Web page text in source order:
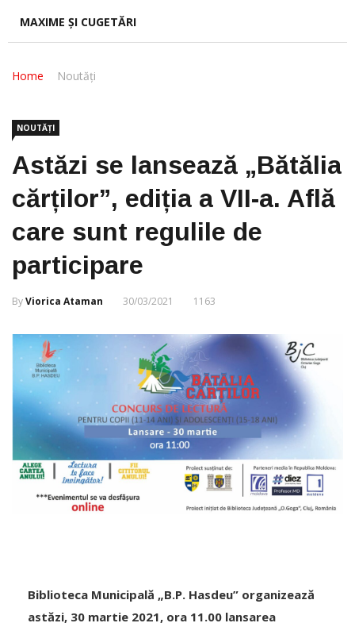
MAXIME ȘI CUGETĂRI
Home Noutăți
NOUTĂȚI
Astăzi se lansează „Bătălia
cărților”, ediția a VII-a. Află
care sunt regulile de
participare
ByViorica Ataman 30/03/2021 1163
Biblioteca Municipală „B.P. Hasdeu” organizează
astăzi, 30 martie 2021, ora 11.00 lansarea